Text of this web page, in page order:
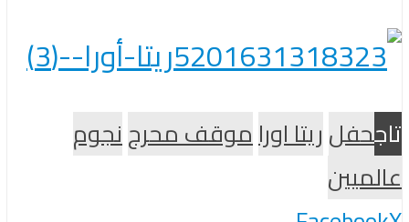
تاجحفلريتا اوراموقف محرجنجوم
عالميين